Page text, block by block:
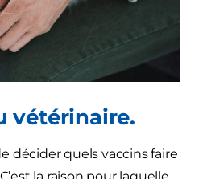
vétérinaire.
décider quels vaccins faire